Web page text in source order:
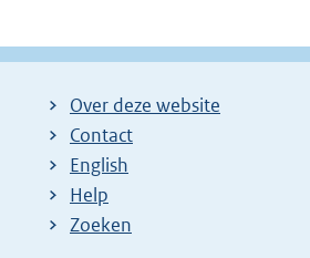
Over deze website
Contact
English
Help
Zoeken